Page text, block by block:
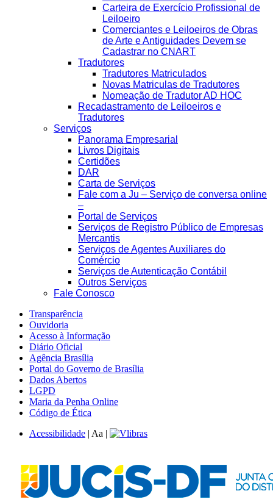
Carteira de Exercício Profissional de
Leiloeiro
Comerciantes e Leiloeiros de Obras
de Arte e Antiguidades Devem se
Cadastrar no CNART
Tradutores
Tradutores Matriculados
Novas Matriculas de Tradutores
Nomeação de Tradutor AD HOC
Recadastramento de Leiloeiros e
Tradutores
Serviços
Panorama Empresarial
Livros Digitais
Certidões
DAR
Carta de Serviços
Fale com a Ju – Serviço de conversa online
–
Portal de Serviços
Serviços de Registro Público de Empresas
Mercantis
Serviços de Agentes Auxiliares do
Comércio
Serviços de Autenticação Contábil
Outros Serviços
Fale Conosco
Transparência
Ouvidoria
Acesso à Informação
Diário Oficial
Agência Brasília
Portal do Governo de Brasília
Dados Abertos
LGPD
Maria da Penha Online
Código de Ética
Acessibilidade | Aa |